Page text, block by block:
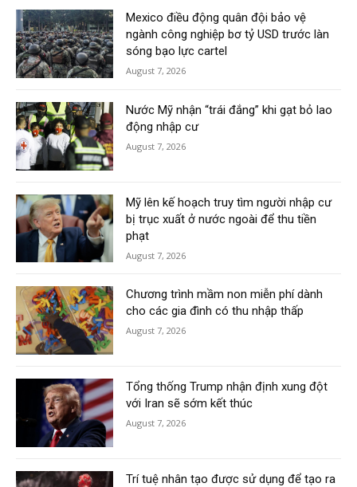
Mexico điều động quân đội bảo vệ
ngành công nghiệp bơ tỷ USD trước làn
sóng bạo lực cartel
August 7, 2026
Nước Mỹ nhận “trái đắng” khi gạt bỏ lao
động nhập cư
August 7, 2026
Mỹ lên kế hoạch truy tìm người nhập cư
bị trục xuất ở nước ngoài để thu tiền
phạt
August 7, 2026
Chương trình mầm non miễn phí dành
cho các gia đình có thu nhập thấp
August 7, 2026
Tổng thống Trump nhận định xung đột
với Iran sẽ sớm kết thúc
August 7, 2026
Trí tuệ nhân tạo được sử dụng để tạo ra